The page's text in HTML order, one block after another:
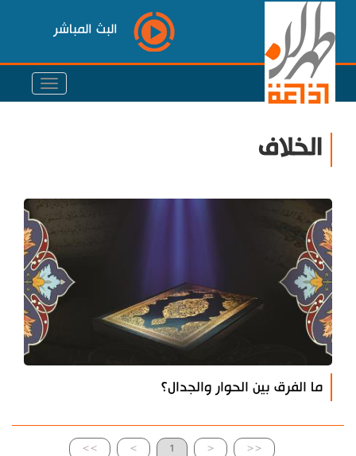
البث المباشر
الخلاف
ما الفرق بين الحوار والجدال؟
>> > 1 < <<